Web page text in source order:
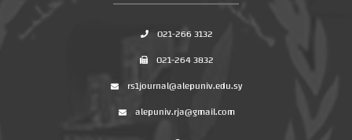
021-266 3132
021-264 3832
rs1journal@alepuniv.edu.sy
alepuniv.rja@gmail.com